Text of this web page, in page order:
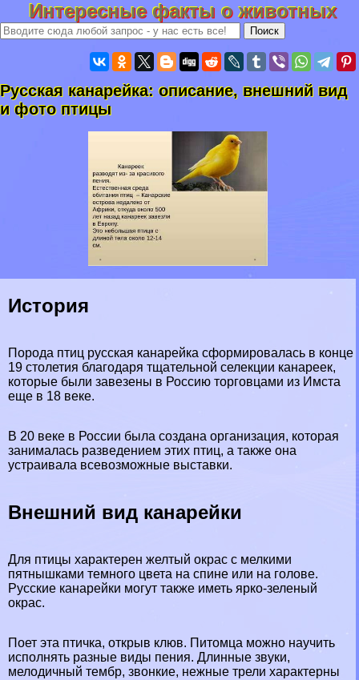
Интересные факты о животных
Русская канарейка: описание, внешний вид
и фото птицы
История
Порода птиц русская канарейка сформировалась в конце
19 столетия благодаря тщательной селекции канареек,
которые были завезены в Россию торговцами из Имста
еще в 18 веке.
В 20 веке в России была создана организация, которая
занималась разведением этих птиц, а также она
устраивала всевозможные выставки.
Внешний вид канарейки
Для птицы хаpaктерен желтый окрас с мелкими
пятнышками темного цвета на спине или на голове.
Русские канарейки могут также иметь ярко-зеленый
окрас.
Поет эта птичка, открыв клюв. Питомца можно научить
исполнять разные виды пения. Длинные звуки,
мелодичный тембр, звонкие, нежные трели хаpaктерны